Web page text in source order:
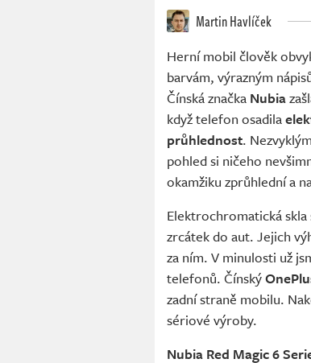
Martin Havlíček
Herní mobil člověk
barvám, výrazným
Čínská značka Nubia
když telefon osadila
průhlednost.
pohled si ničeho
okamžiku zprůhlední a
Elektrochromatická
zrcátek do aut. Jejich
za ním. V minulosti už
telefonů. Čínský
zadní straně mobilu.
sériové výroby.
Nubia Red Magic 6